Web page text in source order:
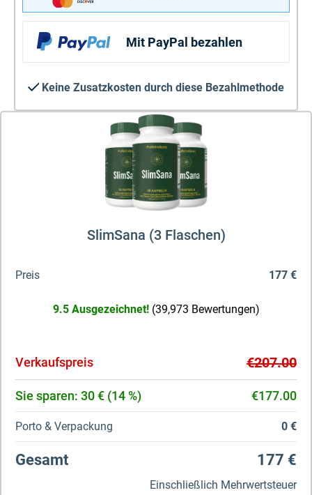
Mit PayPal bezahlen
Keine Zusatzkosten durch diese Bezahlmethode
SlimSana (3 Flaschen)
Preis 177 €
9.5 Ausgezeichnet! (39,973 Bewertungen)
Verkaufspreis €207.00
Sie sparen: 30 € (14 %) €177.00
Porto & Verpackung 0 €
Gesamt 177 €
Einschließlich Mehrwertsteuer